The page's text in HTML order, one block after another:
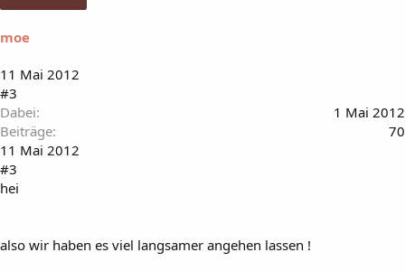
moe
11 Mai 2012
#3
Dabei
1 Mai 2012
Beiträge
70
11 Mai 2012
#3
hei
also wir haben es viel langsamer angehen lassen !